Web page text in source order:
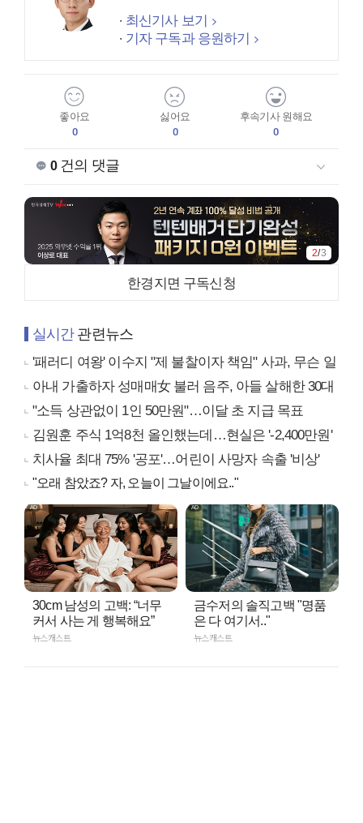
최신기사 보기
기자 구독과 응원하기
좋아요
0
싫어요
0
후속기사 원해요
0
0건의 댓글
2/3
한경지면 구독신청
실시간관련뉴스
'패러디 여왕' 이수지 "제 불찰이자 책임" 사과, 무슨 일
아내 가출하자 성매매女 불러 음주, 아들 살해한 30대
"소득 상관없이 1인 50만원"…이달 초 지급 목표
김원훈 주식 1억8천 올인했는데…현실은 '-2,400만원'
치사율 최대 75% '공포'…어린이 사망자 속출 '비상'
"오래 참았죠? 자, 오늘이 그날이에요.."
30cm 남성의 고백: “너무
커서 사는 게 행복해요”
뉴스캐스트
금수저의 솔직고백 "명품
은 다 여기서.."
뉴스캐스트